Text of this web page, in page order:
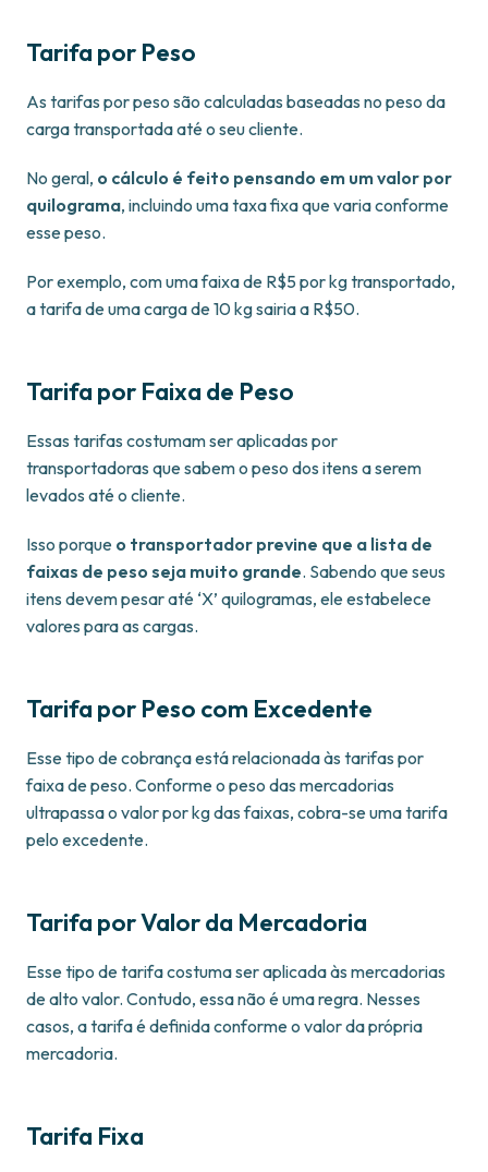
Tarifa por Peso
As tarifas por peso são calculadas baseadas no peso da
carga transportada até o seu cliente.
No geral, o cálculo é feito pensando em um valor por
quilograma, incluindo uma taxa fixa que varia conforme
esse peso.
Por exemplo, com uma faixa de R$5 por kg transportado,
a tarifa de uma carga de 10 kg sairia a R$50.
Tarifa por Faixa de Peso
Essas tarifas costumam ser aplicadas por
transportadoras que sabem o peso dos itens a serem
levados até o cliente.
Isso porque o transportador previne que a lista de
faixas de peso seja muito grande. Sabendo que seus
itens devem pesar até ‘X’ quilogramas, ele estabelece
valores para as cargas.
Tarifa por Peso com Excedente
Esse tipo de cobrança está relacionada às tarifas por
faixa de peso. Conforme o peso das mercadorias
ultrapassa o valor por kg das faixas, cobra-se uma tarifa
pelo excedente.
Tarifa por Valor da Mercadoria
Esse tipo de tarifa costuma ser aplicada às mercadorias
de alto valor. Contudo, essa não é uma regra. Nesses
casos, a tarifa é definida conforme o valor da própria
mercadoria.
Tarifa Fixa